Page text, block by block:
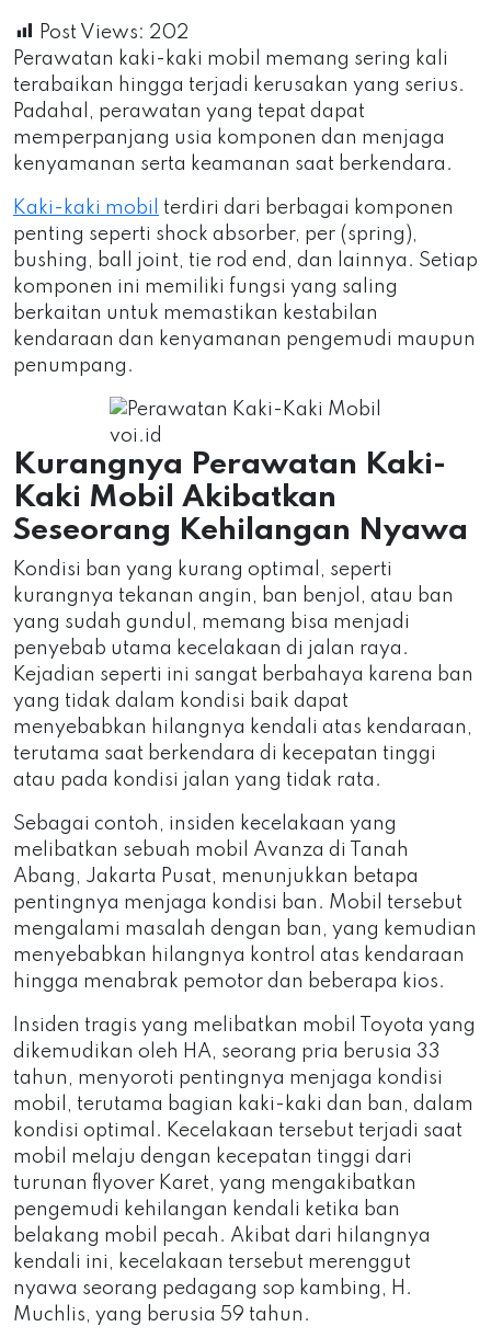
Post Views: 202
Perawatan kaki-kaki mobil memang sering kali
terabaikan hingga terjadi kerusakan yang serius.
Padahal, perawatan yang tepat dapat
memperpanjang usia komponen dan menjaga
kenyamanan serta keamanan saat berkendara.
Kaki-kaki mobil
terdiri dari berbagai komponen
penting seperti shock absorber, per (spring),
bushing, ball joint, tie rod end, dan lainnya. Setiap
komponen ini memiliki fungsi yang saling
berkaitan untuk memastikan kestabilan
kendaraan dan kenyamanan pengemudi maupun
penumpang.
voi.id
Kurangnya Perawatan Kaki-
Kaki Mobil Akibatkan
Seseorang Kehilangan Nyawa
Kondisi ban yang kurang optimal, seperti
kurangnya tekanan angin, ban benjol, atau ban
yang sudah gundul, memang bisa menjadi
penyebab utama kecelakaan di jalan raya.
Kejadian seperti ini sangat berbahaya karena ban
yang tidak dalam kondisi baik dapat
menyebabkan hilangnya kendali atas kendaraan,
terutama saat berkendara di kecepatan tinggi
atau pada kondisi jalan yang tidak rata.
Sebagai contoh, insiden kecelakaan yang
melibatkan sebuah mobil Avanza di Tanah
Abang, Jakarta Pusat, menunjukkan betapa
pentingnya menjaga kondisi ban. Mobil tersebut
mengalami masalah dengan ban, yang kemudian
menyebabkan hilangnya kontrol atas kendaraan
hingga menabrak pemotor dan beberapa kios.
Insiden tragis yang melibatkan mobil Toyota yang
dikemudikan oleh HA, seorang pria berusia 33
tahun, menyoroti pentingnya menjaga kondisi
mobil, terutama bagian kaki-kaki dan ban, dalam
kondisi optimal. Kecelakaan tersebut terjadi saat
mobil melaju dengan kecepatan tinggi dari
turunan flyover Karet, yang mengakibatkan
pengemudi kehilangan kendali ketika ban
belakang mobil pecah. Akibat dari hilangnya
kendali ini, kecelakaan tersebut merenggut
nyawa seorang pedagang sop kambing, H.
Muchlis, yang berusia 59 tahun.